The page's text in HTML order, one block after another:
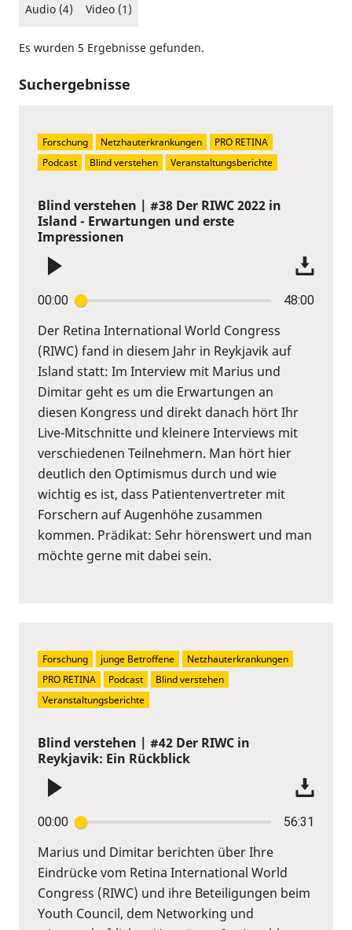
Audio (4) Video (1)
Es wurden 5 Ergebnisse gefunden.
Suchergebnisse
Blind verstehen | #38 Der RIWC 2022 in
Island - Erwartungen und erste
Impressionen
00:00 48:00
Der Retina International World Congress
(RIWC) fand in diesem Jahr in Reykjavik auf
Island statt: Im Interview mit Marius und
Dimitar geht es um die Erwartungen an
diesen Kongress und direkt danach hört Ihr
Live-Mitschnitte und kleinere Interviews mit
verschiedenen Teilnehmern. Man hört hier
deutlich den Optimismus durch und wie
wichtig es ist, dass Patientenvertreter mit
Forschern auf Augenhöhe zusammen
kommen. Prädikat: Sehr hörenswert und man
möchte gerne mit dabei sein.
Forschung Netzhauterkrankungen
PRO RETINA
Podcast
Blind verstehen Veranstaltungsberichte
Blind verstehen | #42 Der RIWC in
Reykjavik: Ein Rückblick
00:00 56:31
Marius und Dimitar berichten über Ihre
Eindrücke vom Retina International World
Congress (RIWC) und ihre Beteiligungen beim
Youth Council, dem Networking und
Forschung junge Betroffene
Netzhauterkrankungen
PRO RETINA
Podcast
Blind verstehen
Veranstaltungsberichte